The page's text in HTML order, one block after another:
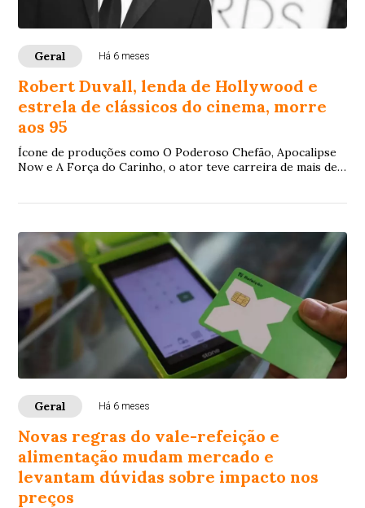
Geral Há 6 meses
Robert Duvall, lenda de Hollywood e
estrela de clássicos do cinema, morre
aos 95
Ícone de produções como O Poderoso Chefão, Apocalipse
Now e A Força do Carinho, o ator teve carreira de mais de
Geral Há 6 meses
Novas regras do vale-refeição e
alimentação mudam mercado e
levantam dúvidas sobre impacto nos
preços